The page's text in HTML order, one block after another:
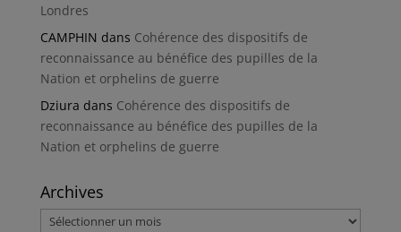
Londres
CAMPHIN dans Cohérence des dispositifs de
reconnaissance au bénéfice des pupilles de la
Nation et orphelins de guerre
Dziura dans Cohérence des dispositifs de
reconnaissance au bénéfice des pupilles de la
Nation et orphelins de guerre
Archives
Archives